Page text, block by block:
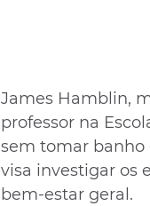
James Hamblin,
professor na
sem tomar banho
visa investigar os
bem-estar geral.